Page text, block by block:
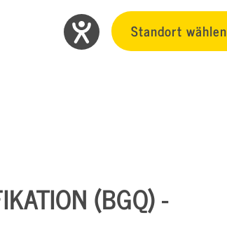
Standort wählen
(BGQ) -